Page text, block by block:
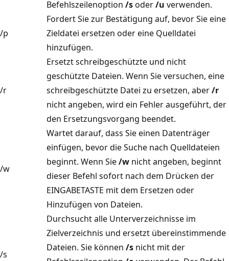
Befehlszeilenoption /soder/u verwenden.
/p
Fordert Sie zur Bestätigung auf, bevor Sie eine
Zieldatei ersetzen oder eine Quelldatei
hinzufügen.
/r
Ersetzt schreibgeschützte und nicht
geschützte Dateien. Wenn Sie versuchen, eine
schreibgeschützte Datei zu ersetzen, aber/r
nicht angeben, wird ein Fehler ausgeführt, der
den Ersetzungsvorgang beendet.
/w
Wartet darauf, dass Sie einen Datenträger
einfügen, bevor die Suche nach Quelldateien
beginnt. Wenn Sie/w nicht angeben, beginnt
dieser Befehl sofort nach dem Drücken der
EINGABETASTE mit dem Ersetzen oder
Hinzufügen von Dateien.
/s
Durchsucht alle Unterverzeichnisse im
Zielverzeichnis und ersetzt übereinstimmende
Dateien. Sie können /s nicht mit der